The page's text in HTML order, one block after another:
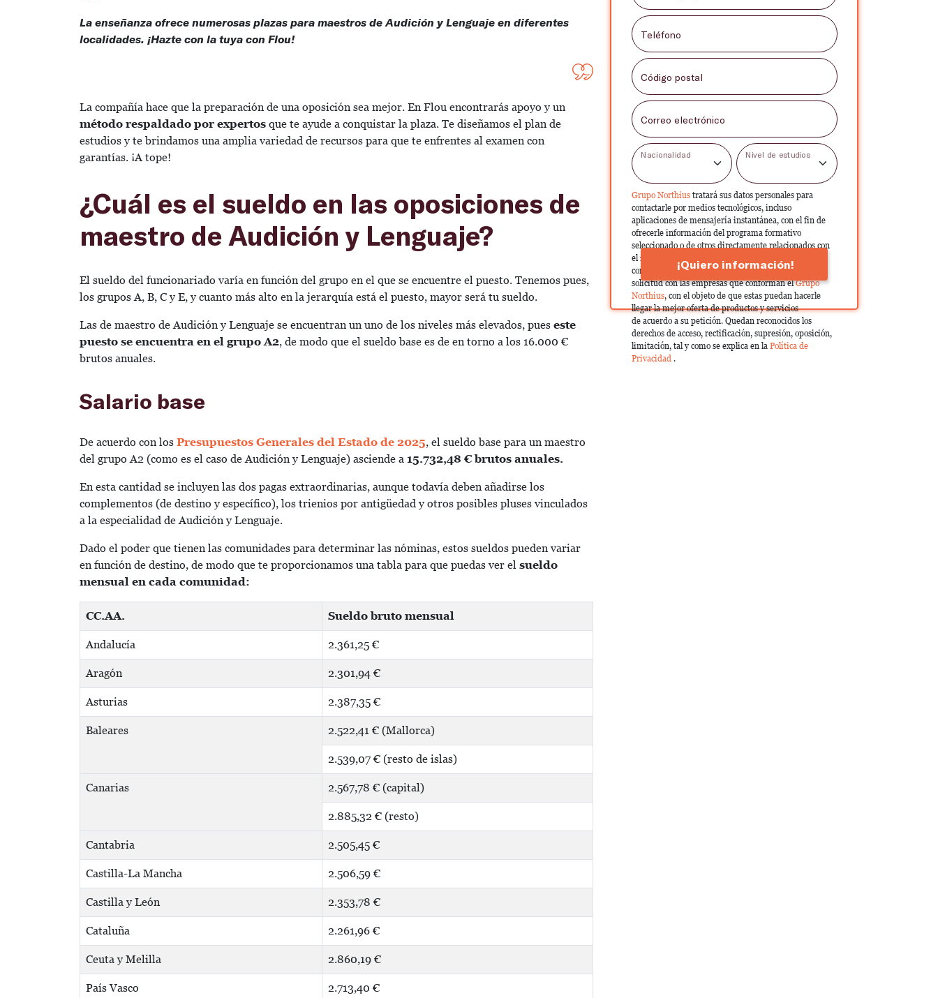
La enseñanza ofrece numerosas plazas para maestros de Audición y Lenguaje en diferentes
localidades. ¡Hazte con la tuya con Flou!
La compañía hace que la preparación de una oposición sea mejor. En Flou encontrarás apoyo y un
método respaldado por expertos que te ayude a conquistar la plaza. Te diseñamos el plan de
estudios y te brindamos una amplia variedad de recursos para que te enfrentes al examen con
garantías. ¡A tope!
¿Cuál es el sueldo en las oposiciones de
maestro de Audición y Lenguaje?
El sueldo del funcionariado varía en función del grupo en el que se encuentre el puesto. Tenemos pues,
los grupos A, B, C y E, y cuanto más alto en la jerarquía está el puesto, mayor será tu sueldo.
Las de maestro de Audición y Lenguaje se encuentran un uno de los niveles más elevados, pues este
puesto se encuentra en el grupo A2, de modo que el sueldo base es de en torno a los 16.000 €
brutos anuales.
Salario base
De acuerdo con los Presupuestos Generales del Estado de 2025, el sueldo base para un maestro
del grupo A2 (como es el caso de Audición y Lenguaje) asciende a 15.732,48 € brutos anuales.
En esta cantidad se incluyen las dos pagas extraordinarias, aunque todavía deben añadirse los
complementos (de destino y específico), los trienios por antigüedad y otros posibles pluses vinculados
a la especialidad de Audición y Lenguaje.
Dado el poder que tienen las comunidades para determinar las nóminas, estos sueldos pueden variar
en función de destino, de modo que te proporcionamos una tabla para que puedas ver el sueldo
mensual en cada comunidad:
CC.AA. Sueldo bruto mensual
Andalucía 2.361,25 €
Aragón 2.301,94 €
Asturias 2.387,35 €
Baleares 2.522,41 € (Mallorca)
2.539,07 € (resto de islas)
Canarias 2.567,78 € (capital)
2.885,32 € (resto)
Cantabria 2.505,45 €
Castilla-La Mancha 2.506,59 €
Castilla y León 2.353,78 €
Cataluña 2.261,96 €
Ceuta y Melilla 2.860,19 €
País Vasco 2.713,40 €
Teléfono
Código postal
Correo electrónico
Nacionalidad Nivel de estudios
Grupo Northius tratará sus datos personales para
contactarle por medios tecnológicos, incluso
aplicaciones de mensajería instantánea, con el fin de
ofrecerle información del programa formativo
seleccionado o de otros directamente relacionados con
el interés manifestado y, en su caso, para tramitar la
contratación correspondiente. Compartiremos su
solicitud con las empresas que conforman elGrupo
Northius, con el objeto de que estas puedan hacerle
llegar la mejor oferta de productos y servicios
de acuerdo a su petición. Quedan reconocidos los
derechos de acceso, rectificación, supresión, oposición,
limitación, tal y como se explica en la Política de
Privacidad .
¡Quiero información!